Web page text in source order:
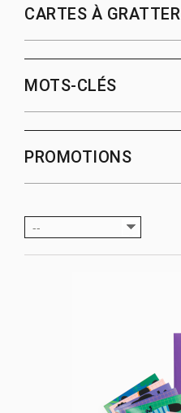
CARTES À GRATTER
MOTS-CLÉS
PROMOTIONS
--